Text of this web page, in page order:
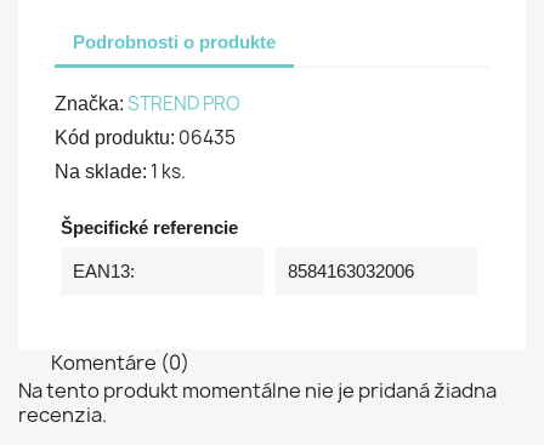
Podrobnosti o produkte
Značka: STREND PRO
Kód produktu: 06435
Na sklade: 1 ks.
Špecifické referencie
EAN13: 8584163032006
Komentáre (0)
Na tento produkt momentálne nie je pridaná žiadna
recenzia.